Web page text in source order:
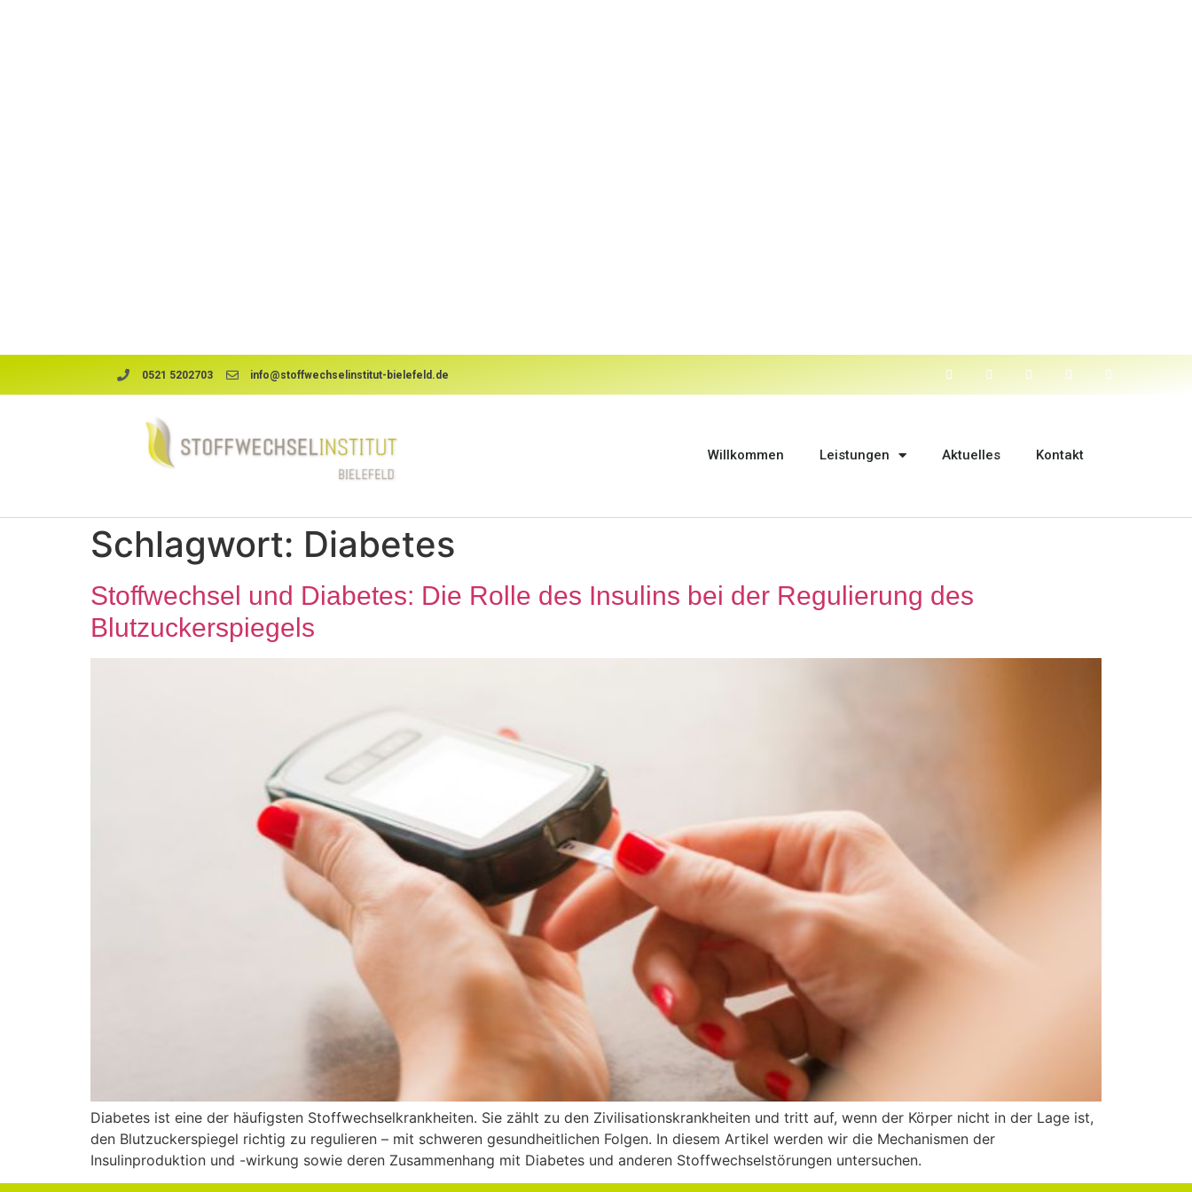
0521 5202703 info@stoffwechselinstitut-bielefeld.de
Willkommen Leistungen Aktuelles Kontakt
Schlagwort: Diabetes
Stoffwechsel und Diabetes: Die Rolle des Insulins bei der Regulierung des
Blutzuckerspiegels
Diabetes ist eine der häufigsten Stoffwechselkrankheiten. Sie zählt zu den Zivilisationskrankheiten und tritt auf, wenn der Körper nicht in der Lage ist,
den Blutzuckerspiegel richtig zu regulieren – mit schweren gesundheitlichen Folgen. In diesem Artikel werden wir die Mechanismen der
Insulinproduktion und -wirkung sowie deren Zusammenhang mit Diabetes und anderen Stoffwechselstörungen untersuchen.